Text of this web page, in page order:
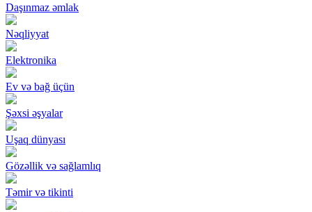
Daşınmaz əmlak
Nəqliyyat
Elektronika
Ev və bağ üçün
Şəxsi əşyalar
Uşaq dünyası
Gözəllik və sağlamlıq
Təmir və tikinti